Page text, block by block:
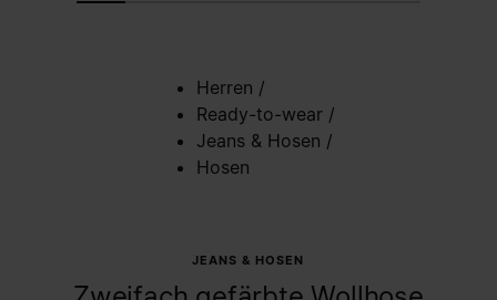
Herren /
Ready-to-wear /
Jeans & Hosen /
Hosen
JEANS & HOSEN